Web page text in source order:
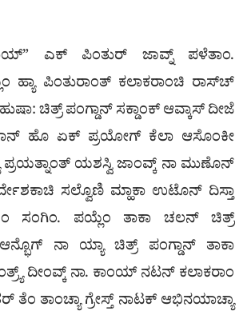
ಎಕ್ ಪಿಂತುರ್ ಜಾವ್ನ್ ಪಳೆತಾಂ.
ಹ್ಯಾ ಪಿಂತುರಾಂತ್ ಕಲಾಕರಾಂಚಿ ರಾಸ್‌ಚ್
ಚಿತ್ರ್ ಪಂಗ್ಡಾನ್ ಸಕ್ಡಾಂಕ್ ಆವ್ಕಾಸ್ ದೀಜೆ
ಹೊ ಏಕ್ ಪ್ರಯೋಗ್ ಕೆಲಾ ಆಸೊಂಕೀ
ಪ್ರಯತ್ನಾಂತ್ ಯಶಸ್ವಿ ಜಾಂವ್ಕ್ ನಾ ಮುಣೊನ್
ಸಲ್ವೊಣಿ ಮ್ಹಾಕಾ ಉಟೊನ್ ದಿಸ್ತಾ
ಸಂಗಿಂ. ಪಯ್ಲೆಂ ತಾಕಾ ಚಲನ್ ಚಿತ್ರ್
ನಾ ಯ್ಯಾ ಚಿತ್ರ್ ಪಂಗ್ಡಾನ್ ತಾಕಾ
ದೀಂವ್ಕ್ ನಾ. ಕಾಂಯ್ ನಟನ್ ಕಲಾಕರಾಂ
ತೆಂ ತಾಂಚ್ಯಾ ಗ್ರೇಸ್ತ್ ನಾಟಕ್ ಆಭಿನಯಾಚ್ಯಾ